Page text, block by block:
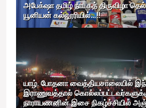
அபேக்‌ஷா தமிழ் நாடகத் திருவிழா
யூனியன் கல்லூரியில்…!!
யாழ். போதனா வைத்தியசாலையில்
இராணுவத்தால்
நாராயணனின் இசை நிகழ்ச்சியில்